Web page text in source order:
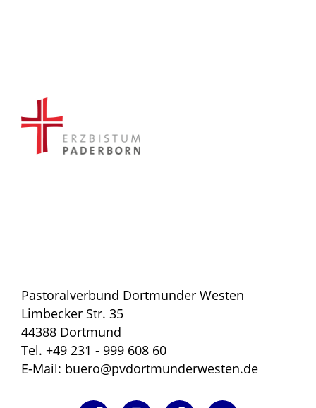
Pastoralverbund Dortmunder Westen
Limbecker Str. 35
44388 Dortmund
Tel. +49 231 - 999 608 60
E-Mail: buero@pvdortmunderwesten.de